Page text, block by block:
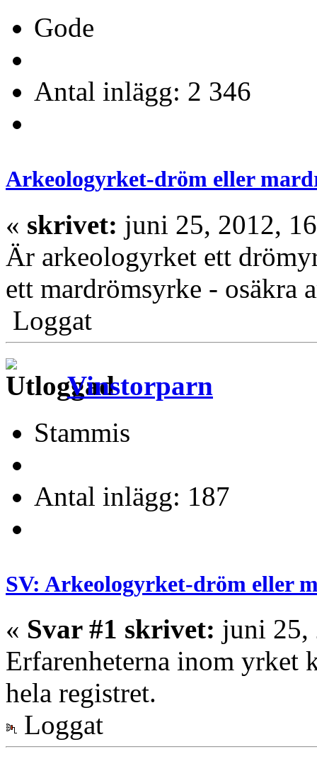
Gode
Antal inlägg: 2 346
Arkeologyrket-dröm eller
« skrivet: juni 25, 2012,
Är arkeologyrket ett
ett mardrömsyrke - osäkra
Loggat
Vinstorparn
Stammis
Antal inlägg: 187
SV: Arkeologyrket-dröm eller
« Svar #1 skrivet: juni 25,
Erfarenheterna inom yrket
hela registret.
Loggat